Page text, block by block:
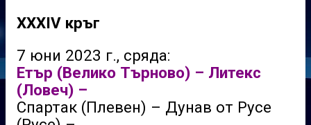
XXXIV кръг
7 юни 2023 г., сряда:
Етър (Велико Търново) – Литекс
(Ловеч) –
Спартак (Плевен) – Дунав от Русе